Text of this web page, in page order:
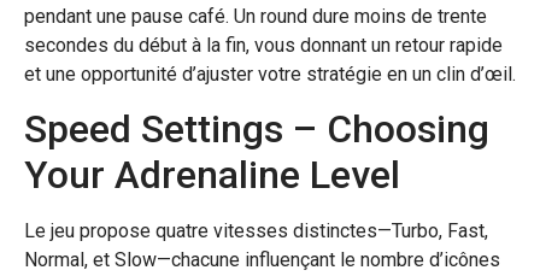
pendant une pause café. Un round dure moins de trente
secondes du début à la fin, vous donnant un retour rapide
et une opportunité d’ajuster votre stratégie en un clin d’œil.
Speed Settings – Choosing
Your Adrenaline Level
Le jeu propose quatre vitesses distinctes—Turbo, Fast,
Normal, et Slow—chacune influençant le nombre d’icônes